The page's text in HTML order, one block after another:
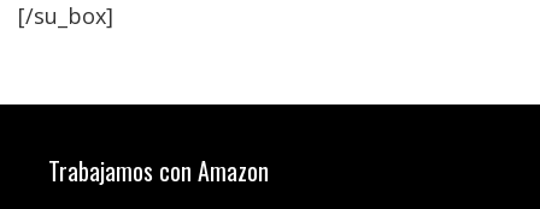
[/su_box]
Trabajamos con Amazon